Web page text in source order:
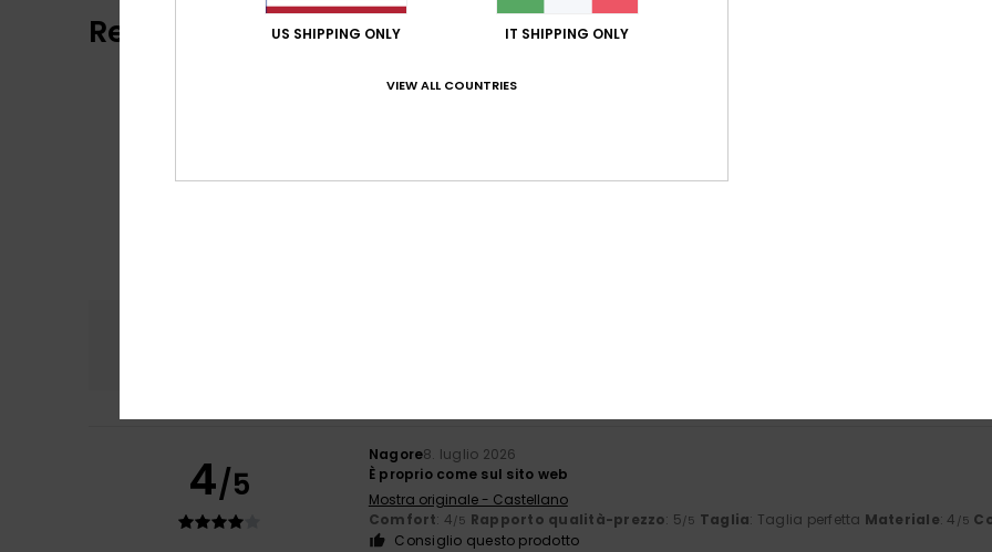
Recensioni dei clienti
4.5
4/5
Nagore8. luglio 2026
È proprio come sul sito web
Mostra originale - Castellano
Comfort: 4/5 Rapporto qualità-prezzo: 5/5 Taglia: Taglia perfetta Materiale: 4 /5
Consiglio questo prodotto
US SHIPPING ONLY IT SHIPPING ONLY
VIEW ALL COUNTRIES